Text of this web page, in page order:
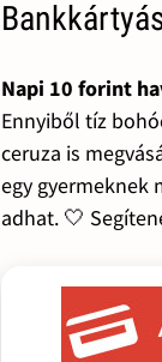
Napi 10 forint
Ennyiből tíz
ceruza is
egy gyermeknek
adhat. 🤍